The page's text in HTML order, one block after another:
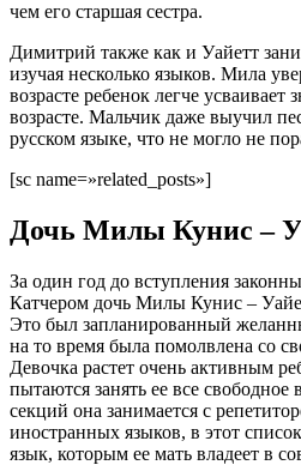
чем его старшая сестра.
Димитрий также как и Уайетт
изучая несколько языков. Мила
возрасте ребенок легче
возрасте. Мальчик даже выучил
русском языке, что не могло не
[sc name=»related_posts»]
Дочь Милы Кунис –
За один год до вступления
Катчером дочь Милы Кунис –
Это был запланированный
на то время была помолвлена со
Девочка растет очень активным
пытаются занять ее все
секций она занимается с
иностранных языков, в этот
язык, которым ее мать владеет в